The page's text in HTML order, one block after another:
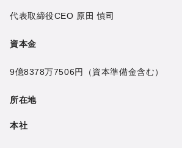
代表取締役CEO 原田 慎司
資本金
9億8378万7506円 （資本準備金含む）
所在地
本社